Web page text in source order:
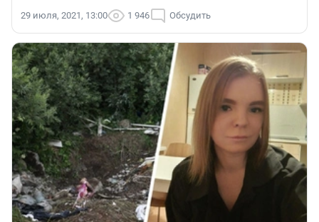
29 июля, 2021, 13:00 1 946 Обсудить